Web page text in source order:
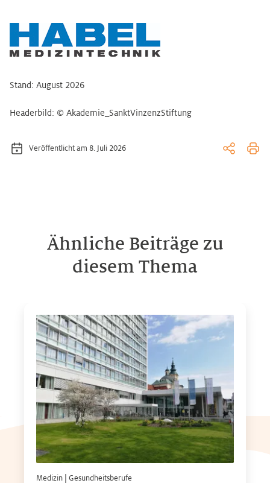
Stand: August 2026
Headerbild: © Akademie_SanktVinzenzStiftung
Veröffentlicht am 8. Juli 2026
Ähnliche Beiträge zu
diesem Thema
Medizin Gesundheitsberufe